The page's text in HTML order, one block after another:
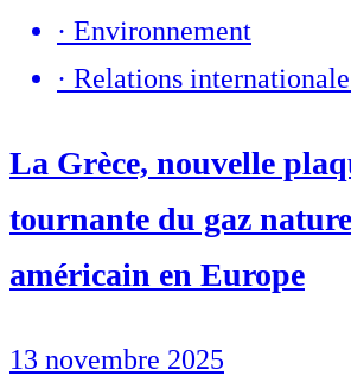
· Environnement
· Relations
La Grèce, nouvelle
tournante du gaz
américain en Europe
13 novembre 2025